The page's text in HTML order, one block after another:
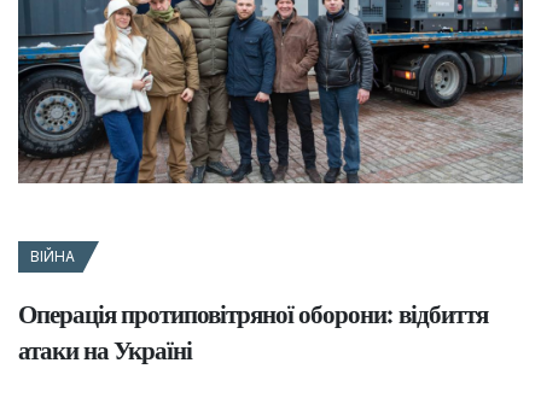
ВІЙНА
Операція протиповітряної оборони: відбиття
атаки на Україні